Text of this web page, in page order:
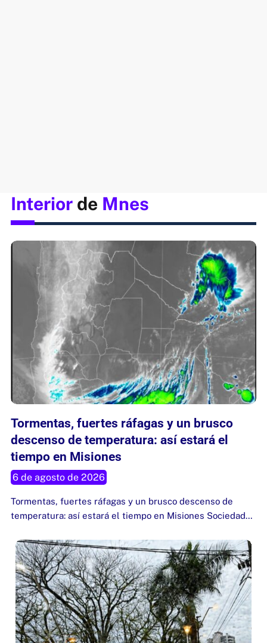
Interior de Mnes
Tormentas, fuertes ráfagas y un brusco
descenso de temperatura: así estará el
tiempo en Misiones
6 de agosto de 2026
Tormentas, fuertes ráfagas y un brusco descenso de
temperatura: así estará el tiempo en Misiones Sociedad…